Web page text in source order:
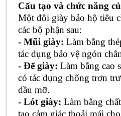
Cấu tạo và chức năng
Một đôi giày bảo hộ tiêu
các bộ phận sau:
- Mũi giày: Làm bằng
tác dụng bảo vệ ngón
- Đế giày: Làm bằng cao
có tác dụng chống trơn
dầu mỡ.
- Lót giày: Làm bằng
tạo cảm giác thoải mái